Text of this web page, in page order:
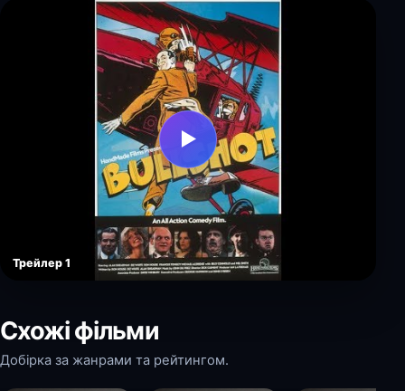
▶
Трейлер 1
Схожі фільми
Добірка за жанрами та рейтингом.